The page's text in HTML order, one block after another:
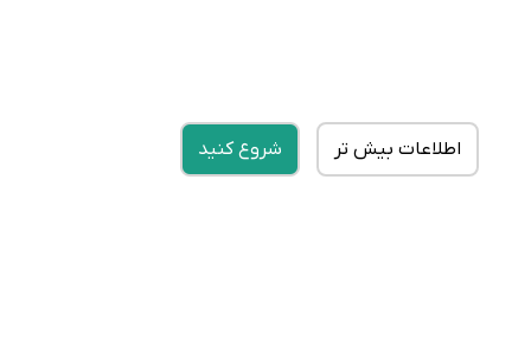
اطلاعات بیش تر شروع کنید